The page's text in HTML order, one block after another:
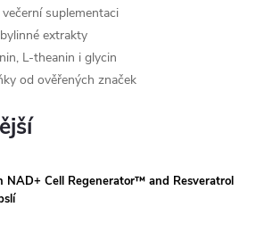
suplementaci
extrakty
L-theanin i glycin
od ověřených značek
NAD+ Cell Regenerator™ and Resveratrol